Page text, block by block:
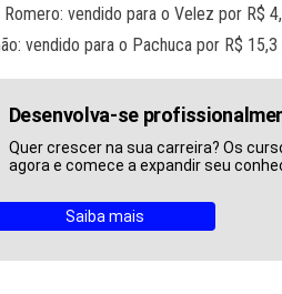
Romero: vendido para o Velez por R$
vendido para o Pachuca por R$ 15,3
Desenvolva-se
Quer crescer na sua carreira? Os
agora e comece a expandir seu
Saiba mais